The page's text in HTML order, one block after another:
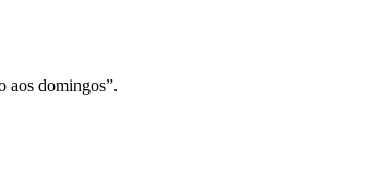
aos domingos”.